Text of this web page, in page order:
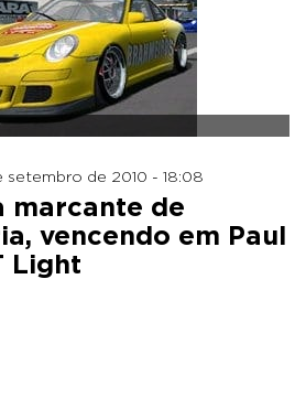
setembro de 2010 - 18:08
marcante de
vencendo em Paul
Light